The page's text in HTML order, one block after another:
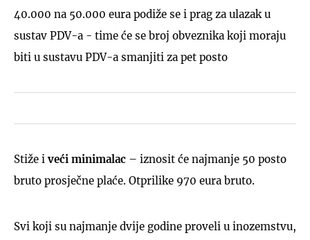
40.000 na 50.000 eura podiže se i prag za ulazak u
sustav PDV-a - time će se broj obveznika koji moraju
biti u sustavu PDV-a smanjiti za pet posto
Stiže iveći minimalac – iznosit će najmanje 50 posto
bruto prosječne plaće. Otprilike 970 eura bruto.
Svi koji su najmanje dvije godine proveli u inozemstvu,